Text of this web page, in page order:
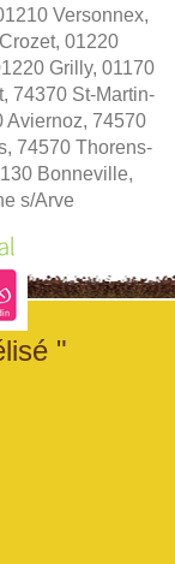
Versonnex,
01220
Grilly, 01170
74370 St-Martin-
Aviernoz, 74570
74570 Thorens-
Bonneville,
s/Arve
"